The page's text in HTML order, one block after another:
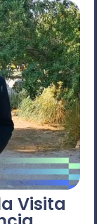
Visita